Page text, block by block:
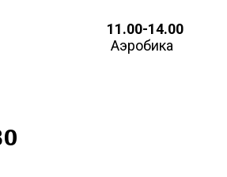
11.00-14.00
Аэробика